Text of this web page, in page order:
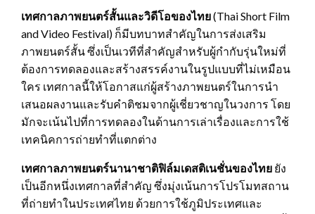
เทศกาลภาพยนตร์สั้นและวิดีโอของไทย(Thai Short Film
and Video Festival) ก็มีบทบาทสำคัญในการส่งเสริม
ภาพยนตร์สั้น ซึ่งเป็นเวทีที่สำคัญสำหรับผู้กำกับรุ่นใหม่ที่
ต้องการทดลองและสร้างสรรค์งานในรูปแบบที่ไม่เหมือน
ใคร เทศกาลนี้ให้โอกาสแก่ผู้สร้างภาพยนตร์ในการนำ
เสนอผลงานและรับคำติชมจากผู้เชี่ยวชาญในวงการ โดย
มักจะเน้นไปที่การทดลองในด้านการเล่าเรื่องและการใช้
เทคนิคการถ่ายทำที่แตกต่าง
เทศกาลภาพยนตร์นานาชาติฟิล์มเดสติเนชั่นของไทย ยัง
เป็นอีกหนึ่งเทศกาลที่สำคัญ ซึ่งมุ่งเน้นการโปรโมทสถาน
ที่ถ่ายทำในประเทศไทย ด้วยการใช้ภูมิประเทศและ